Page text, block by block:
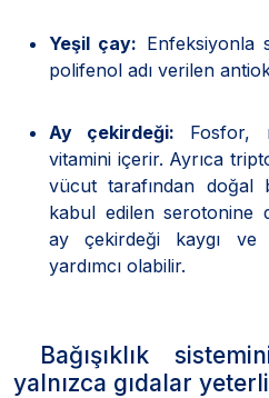
Yeşil çay: Enfeksiyonla
polifenol adı verilen
Ay çekirdeği: Fosfor,
vitamini içerir. Ayrıca
vücut tarafından doğal
kabul edilen serotonine
ay çekirdeği kaygı ve
yardımcı olabilir.
Bağışıklık
yalnızca gıdalar